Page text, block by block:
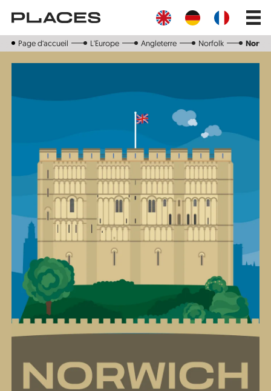
contenu
Main
Page d‘accueil L'Europe Angleterre Norfolk